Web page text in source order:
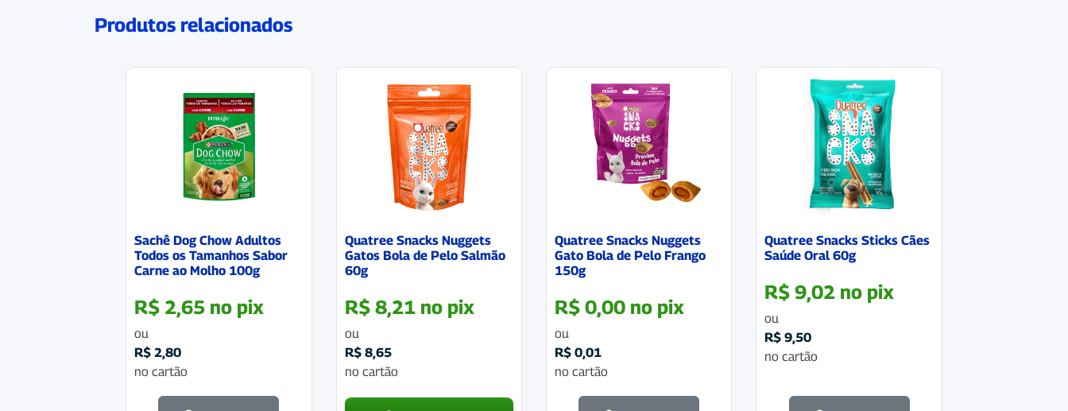
Produtos relacionados
Sachê Dog Chow Adultos
Todos os Tamanhos Sabor
Carne ao Molho 100g
R$ 2,65 no pix
ou
R$ 2,80
no cartão
Quatree Snacks Nuggets
Gatos Bola de Pelo Salmão
60g
R$8,21 no pix
ou
R$8,65
no cartão
Quatree Snacks Nuggets
Gato Bola de Pelo Frango
150g
R$ 0,00 no pix
ou
R$ 0,01
no cartão
Quatree Snacks Sticks Cães
Saúde Oral 60g
R$ 9,02 no pix
ou
R$ 9,50
no cartão